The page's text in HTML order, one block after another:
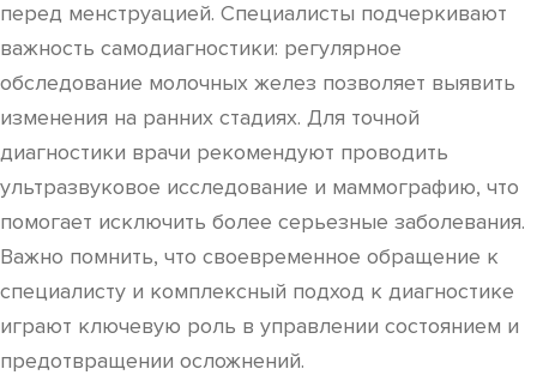
перед менструацией. Специалисты подчеркивают
важность самодиагностики: регулярное
обследование молочных желез позволяет выявить
изменения на ранних стадиях. Для точной
диагностики врачи рекомендуют проводить
ультразвуковое исследование и маммографию, что
помогает исключить более серьезные заболевания.
Важно помнить, что своевременное обращение к
специалисту и комплексный подход к диагностике
играют ключевую роль в управлении состоянием и
предотвращении осложнений.